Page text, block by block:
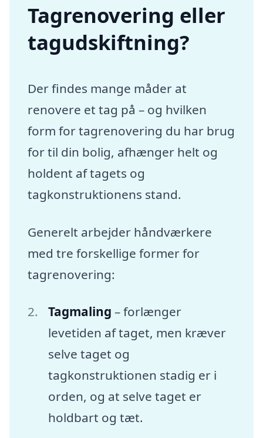
Tagrenovering eller
tagudskiftning?
Der findes mange måder at
renovere et tag på – og hvilken
form for tagrenovering du har brug
for til din bolig, afhænger helt og
holdent af tagets og
tagkonstruktionens stand.
Generelt arbejder håndværkere
med tre forskellige former for
tagrenovering:
Tagmaling – forlænger
levetiden af taget, men kræver
selve taget og
tagkonstruktionen stadig er i
orden, og at selve taget er
holdbart og tæt.